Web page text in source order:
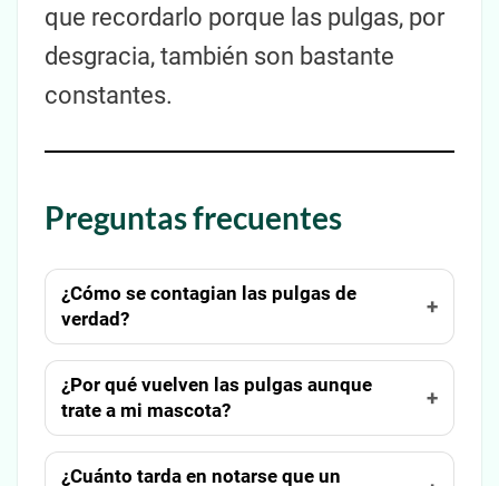
que recordarlo porque las pulgas, por
desgracia, también son bastante
constantes.
Preguntas frecuentes
¿Cómo se contagian las pulgas de
verdad?
¿Por qué vuelven las pulgas aunque
trate a mi mascota?
¿Cuánto tarda en notarse que un